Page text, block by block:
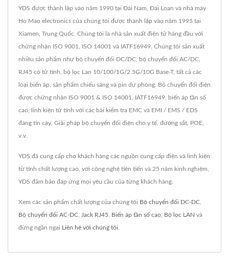
YDS được thành lập vào năm 1990 tại Đài Nam, Đài Loan và nhà máy
Ho Mao electronics của chúng tôi được thành lập vào năm 1995 tại
Xiamen, Trung Quốc. Chúng tôi là nhà sản xuất điện tử hàng đầu với
chứng nhận ISO 9001, ISO 14001 và IATF16949. Chúng tôi sản xuất
nhiều sản phẩm như bộ chuyển đổi DC/DC, bộ chuyển đổi AC/DC,
RJ45 có từ tính, bộ lọc Lan 10/100/1G/2.5G/10G Base-T, tất cả các
loại biến áp, sản phẩm chiếu sáng và pin dự phòng. Bộ chuyển đổi điện
được chứng nhận ISO 9001 & ISO 14001, IATF16949, biến áp tần số
cao, linh kiện từ tính với các bài kiểm tra EMC và EMI / EMS / EDS
đáng tin cậy. Giải pháp bộ chuyển đổi điện cho y tế, đường sắt, POE,
v.v.
YDS đã cung cấp cho khách hàng các nguồn cung cấp điện và linh kiện
từ tính chất lượng cao, với công nghệ tiên tiến và 25 năm kinh nghiệm,
YDS đảm bảo đáp ứng mọi yêu cầu của từng khách hàng.
Xem các sản phẩm chất lượng của chúng tôi Bộ chuyển đổi DC-DC
Bộ chuyển đổi AC-DC Jack RJ45 Biến áp tần số cao Bộ lọc LAN và
đừng ngần ngại Liên hệ với chúng tôi